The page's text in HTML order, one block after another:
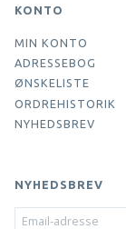
KONTO
MIN KONTO
ADRESSEBOG
ØNSKELISTE
ORDREHISTORIK
NYHEDSBREV
NYHEDSBREV
EMAIL-